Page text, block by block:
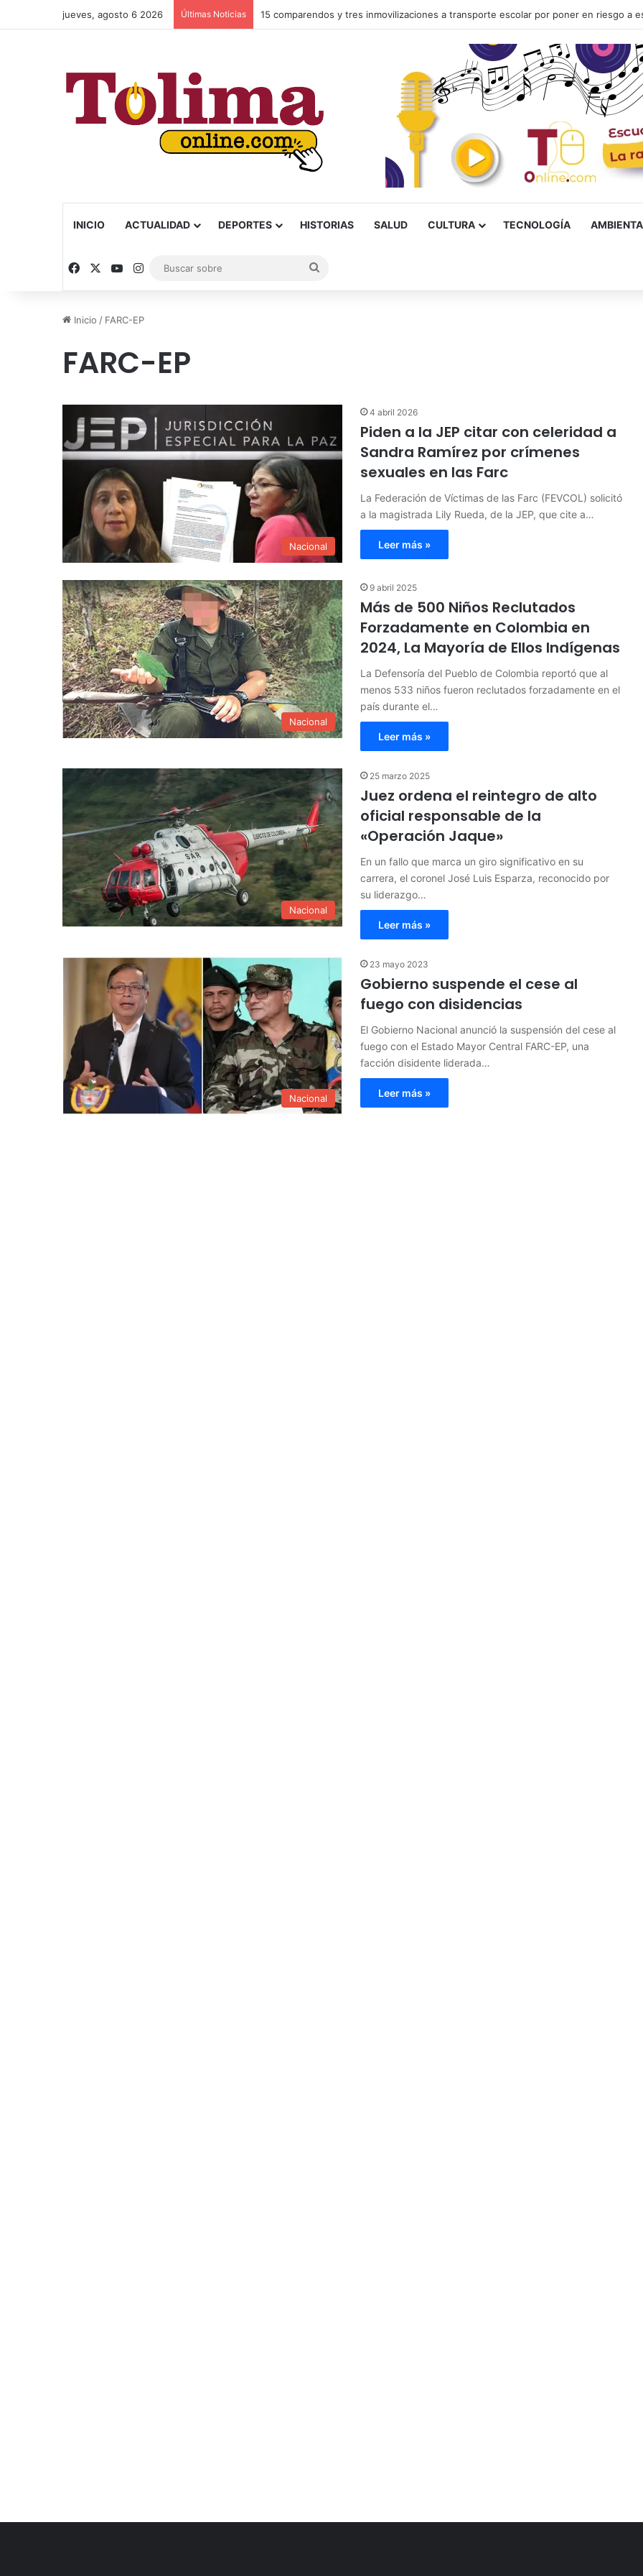
jueves, agosto 6 2026 Últimas Noticias
INICIO ACTUALIDAD DEPORTES HISTORIAS SALUD CULTURA TECNOLOGÍA
Facebook YouTubeInstagram
sobre
Inicio / FARC-EP
FARC-EP
Nacional
4 abril 2026
Piden a la JEP citar con celeridad a
Sandra Ramírez por crímenes
sexuales en las Farc
La Federación de Víctimas de las Farc (FEVCOL) solicitó
a la magistrada Lily Rueda, de la JEP, que cite a…
Leer más »
Nacional
9 abril 2025
Más de 500 Niños Reclutados
Forzadamente en Colombia en
2024, La Mayoría de Ellos Indígenas
La Defensoría del Pueblo de Colombia reportó que al
menos 533 niños fueron reclutados forzadamente en el
país durante el…
Leer más »
Nacional
25 marzo 2025
Juez ordena el reintegro de alto
oficial responsable de la
«Operación Jaque»
En un fallo que marca un giro significativo en su
carrera, el coronel José Luis Esparza, reconocido por
su liderazgo…
Leer más »
Nacional
23 mayo 2023
Gobierno suspende el cese al
fuego con disidencias
El Gobierno Nacional anunció la suspensión del cese al
fuego con el Estado Mayor Central FARC-EP, una
facción disidente liderada…
Leer más »